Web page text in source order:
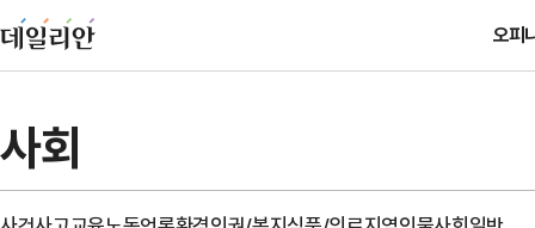
오피
사회